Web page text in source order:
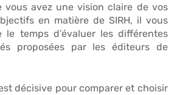
vous avez une vision claire de vos
en matière de SIRH, il vous
le temps d’évaluer les différentes
proposées par les éditeurs de
décisive pour comparer et choisir